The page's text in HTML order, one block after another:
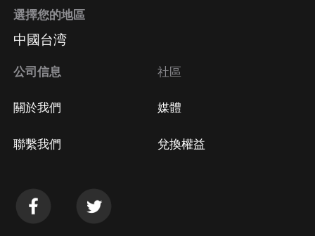
選擇您的地區
中國台湾
公司信息
關於我們
聯繫我們
社區
媒體
兌換權益